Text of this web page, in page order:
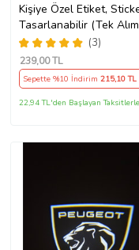
Kişiye Özel Etiket,
Tasarlanabilir (Tek
50'li Gönderim
Yapılmaktadır)
(3)
239,00 TL
Sepette %10 İndirim 215,10 TL
22,94 TL'den Başlayan Taksitlerle